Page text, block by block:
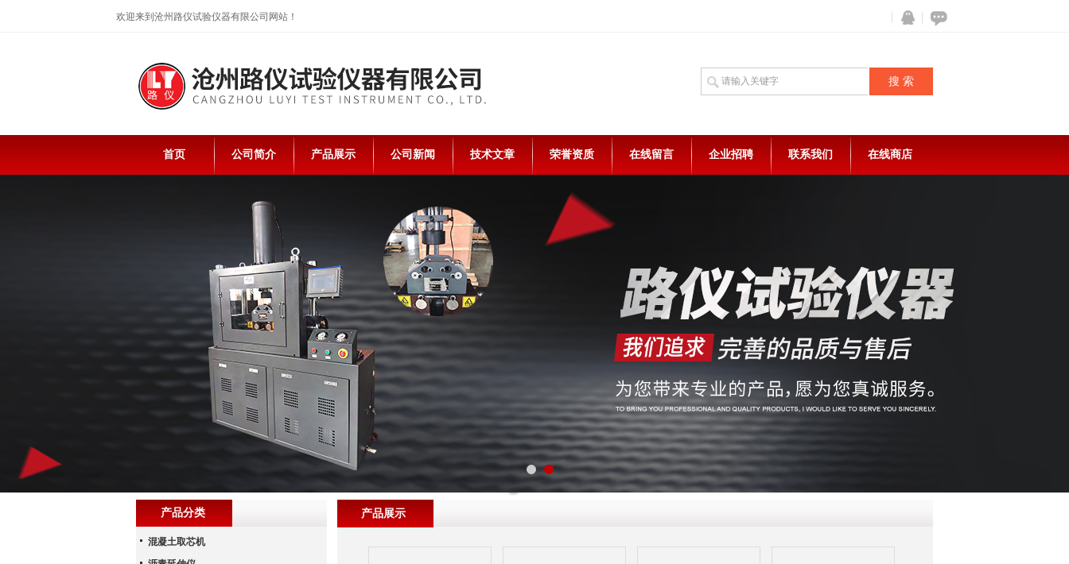
欢迎来到沧州路仪试验仪器有限公司网站！
在线咨
QQ
首页 公司简介 产品展示 公司新闻 技术文章 荣誉资质 在线留言 企业招聘 联系我们 在线商店
产品展示
产品分类
混凝土取芯机